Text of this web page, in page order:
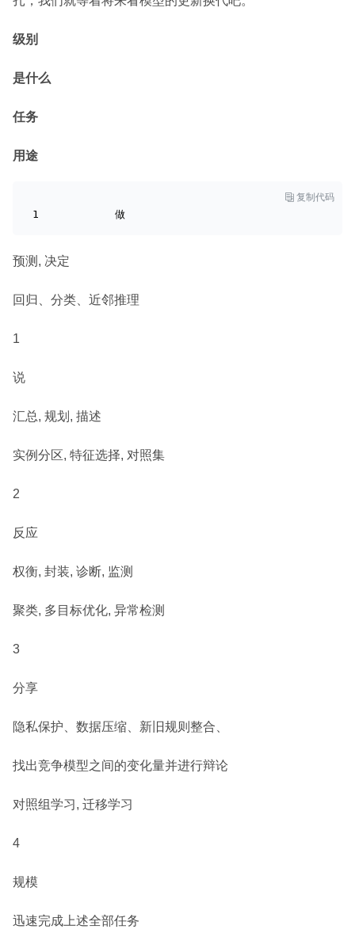
级别
是什么
任务
用途
 复制代码
做
预测, 决定
回归、分类、近邻推理
1
说
汇总, 规划, 描述
实例分区, 特征选择, 对照集
2
反应
权衡, 封装, 诊断, 监测
聚类, 多目标优化, 异常检测
3
分享
隐私保护、数据压缩、新旧规则整合、
找出竞争模型之间的变化量并进行辩论
对照组学习, 迁移学习
4
规模
迅速完成上述全部任务